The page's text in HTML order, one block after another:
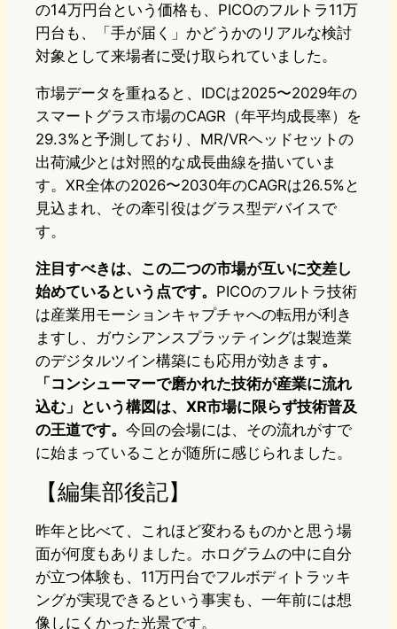
の14万円台という価格も、PICOのフルトラ11万
円台も、「手が届く」かどうかのリアルな検討
対象として来場者に受け取られていました。
市場データを重ねると、IDCは2025〜2029年の
スマートグラス市場のCAGR（年平均成長率）を
29.3%と予測しており、MR/VRヘッドセットの
出荷減少とは対照的な成長曲線を描いていま
す。XR全体の2026〜2030年のCAGRは26.5%と
見込まれ、その牽引役はグラス型デバイスで
す。
注目すべきは、この二つの市場が互いに交差し
始めているという点です。 PICOのフルトラ技術
は産業用モーションキャプチャへの転用が利き
ますし、ガウシアンスプラッティングは製造業
のデジタルツイン構築にも応用が効きます。
「コンシューマーで磨かれた技術が産業に流れ
込む」という構図は、XR市場に限らず技術普及
の王道です。 今回の会場には、その流れがすで
に始まっていることが随所に感じられました。
【編集部後記】
昨年と比べて、これほど変わるものかと思う場
面が何度もありました。ホログラムの中に自分
が立つ体験も、11万円台でフルボディトラッキ
ングが実現できるという事実も、一年前には想
像しにくかった光景です。